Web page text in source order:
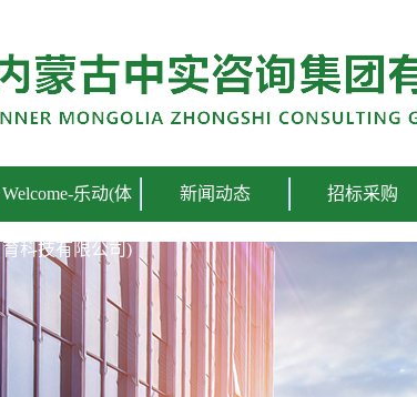
Welcome-乐动(体
育科技有限公司)
新闻动态 招标采购